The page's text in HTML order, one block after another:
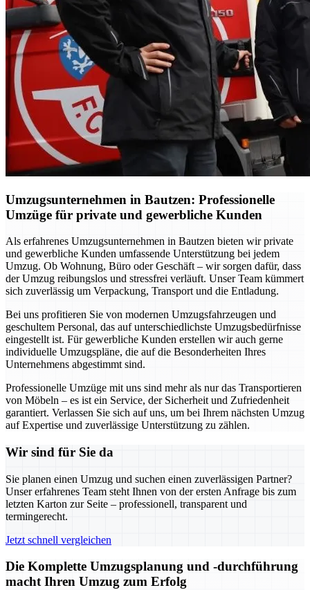
Umzugsunternehmen in Bautzen: Professionelle
Umzüge für private und gewerbliche Kunden
Als erfahrenes Umzugsunternehmen in Bautzen bieten wir private
und gewerbliche Kunden umfassende Unterstützung bei jedem
Umzug. Ob Wohnung, Büro oder Geschäft – wir sorgen dafür, dass
der Umzug reibungslos und stressfrei verläuft. Unser Team kümmert
sich zuverlässig um Verpackung, Transport und die Entladung.
Bei uns profitieren Sie von modernen Umzugsfahrzeugen und
geschultem Personal, das auf unterschiedlichste Umzugsbedürfnisse
eingestellt ist. Für gewerbliche Kunden erstellen wir auch gerne
individuelle Umzugspläne, die auf die Besonderheiten Ihres
Unternehmens abgestimmt sind.
Professionelle Umzüge mit uns sind mehr als nur das Transportieren
von Möbeln – es ist ein Service, der Sicherheit und Zufriedenheit
garantiert. Verlassen Sie sich auf uns, um bei Ihrem nächsten Umzug
auf Expertise und zuverlässige Unterstützung zu zählen.
Wir sind für Sie da
Sie planen einen Umzug und suchen einen zuverlässigen Partner?
Unser erfahrenes Team steht Ihnen von der ersten Anfrage bis zum
letzten Karton zur Seite – professionell, transparent und
termingerecht.
Jetzt schnell vergleichen
Die Komplette Umzugsplanung und -durchführung
macht Ihren Umzug zum Erfolg